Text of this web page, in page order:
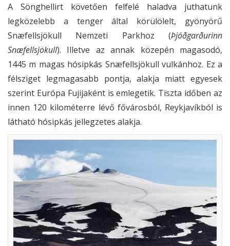
A Sönghellirt követően felfelé haladva juthatunk
legközelebb a tenger által körülölelt, gyönyörű
Snæfellsjökull Nemzeti Parkhoz (Þjóðgarðurinn
Snæfellsjökull). Illetve az annak közepén magasodó,
1445 m magas hósipkás Snæfellsjökull vulkánhoz. Ez a
félsziget legmagasabb pontja, alakja miatt egyesek
szerint Európa Fujijaként is emlegetik. Tiszta időben az
innen 120 kilométerre lévő fővárosból, Reykjavíkból is
látható hósipkás jellegzetes alakja.